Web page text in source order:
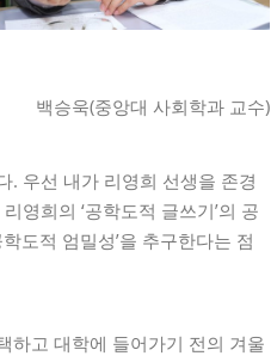
백승욱(중앙대 사회학과 교수)
. 우선 내가 리영희 선생을 존경
영희의 ‘공학도적 글쓰기’의 공
도적 엄밀성’을 추구한다는 점
하고 대학에 들어가기 전의 겨울